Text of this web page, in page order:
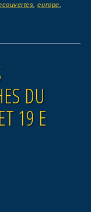
,europe
DU
19 E